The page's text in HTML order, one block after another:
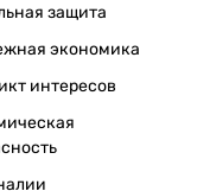
защита
экономика
интересов